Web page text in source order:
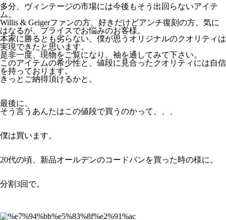
多分、ヴィンテージの市場には今後もそう出回らないアイテ
ム。
Willis & Geigerファンの方、好きだけどアンチ復刻の方、気に
はなるが、プライスでお悩みのお客様。
本家に勝るとも劣らない、僕が思うオリジナルのクオリティは
実現できたと思います。
是非一度、現物をご覧になり、袖を通してみて下さい。
このアイテムの希少性と、値段に見合ったクオリティには自信
を持っております。
きっとご納得頂けるかと。
最後に、
そう言うあんたはこの値段で買うのかって、、、
僕は買います。
20代の頃、新品オールデンのコードバンを買った時の様に。
分割3回で。